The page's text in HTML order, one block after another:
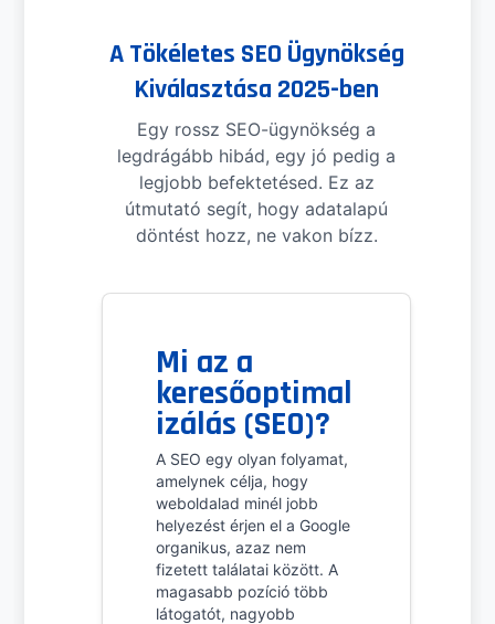
A Tökéletes SEO Ügynökség
Kiválasztása 2025-ben
Egy rossz SEO-ügynökség a
legdrágább hibád, egy jó pedig a
legjobb befektetésed. Ez az
útmutató segít, hogy adatalapú
döntést hozz, ne vakon bízz.
Mi az a
keresőoptimal
izálás (SEO)?
A SEO egy olyan folyamat,
amelynek célja, hogy
weboldalad minél jobb
helyezést érjen el a Google
organikus, azaz nem
fizetett találatai között. A
magasabb pozíció több
látogatót, nagyobb